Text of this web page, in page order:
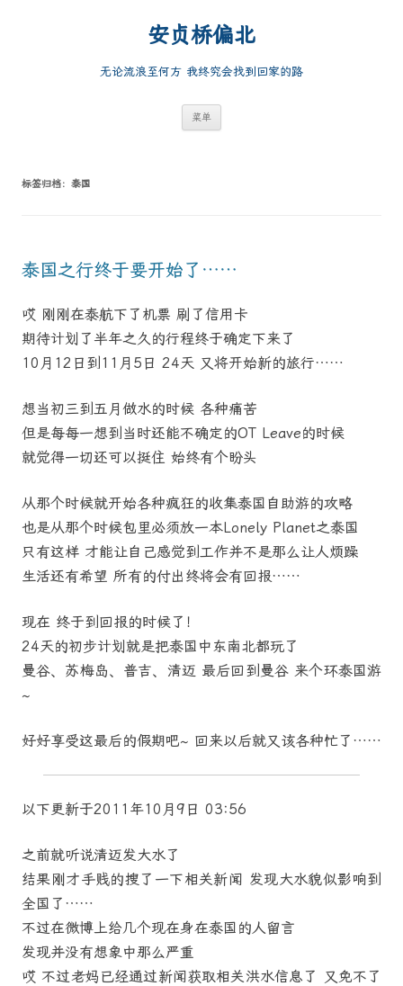
安贞桥偏北
无论流浪至何方 我终究会找到回家的路
菜单
标签归档： 泰国
泰国之行终于要开始了……
哎 刚刚在泰航下了机票 刷了信用卡
期待计划了半年之久的行程终于确定下来了
10月12日到11月5日 24天 又将开始新的旅行……
想当初三到五月做水的时候 各种痛苦
但是每每一想到当时还能不确定的OT Leave的时候
就觉得一切还可以挺住 始终有个盼头
从那个时候就开始各种疯狂的收集泰国自助游的攻略
也是从那个时候包里必须放一本Lonely Planet之泰国
只有这样 才能让自己感觉到工作并不是那么让人烦躁
生活还有希望 所有的付出终将会有回报……
现在 终于到回报的时候了！
24天的初步计划就是把泰国中东南北都玩了
曼谷、苏梅岛、普吉、清迈 最后回到曼谷 来个环泰国游
~
好好享受这最后的假期吧~ 回来以后就又该各种忙了……
以下更新于2011年10月9日 03:56
之前就听说清迈发大水了
结果刚才手贱的搜了一下相关新闻 发现大水貌似影响到
全国了……
不过在微博上给几个现在身在泰国的人留言
发现并没有想象中那么严重
哎 不过老妈已经通过新闻获取相关洪水信息了 又免不了